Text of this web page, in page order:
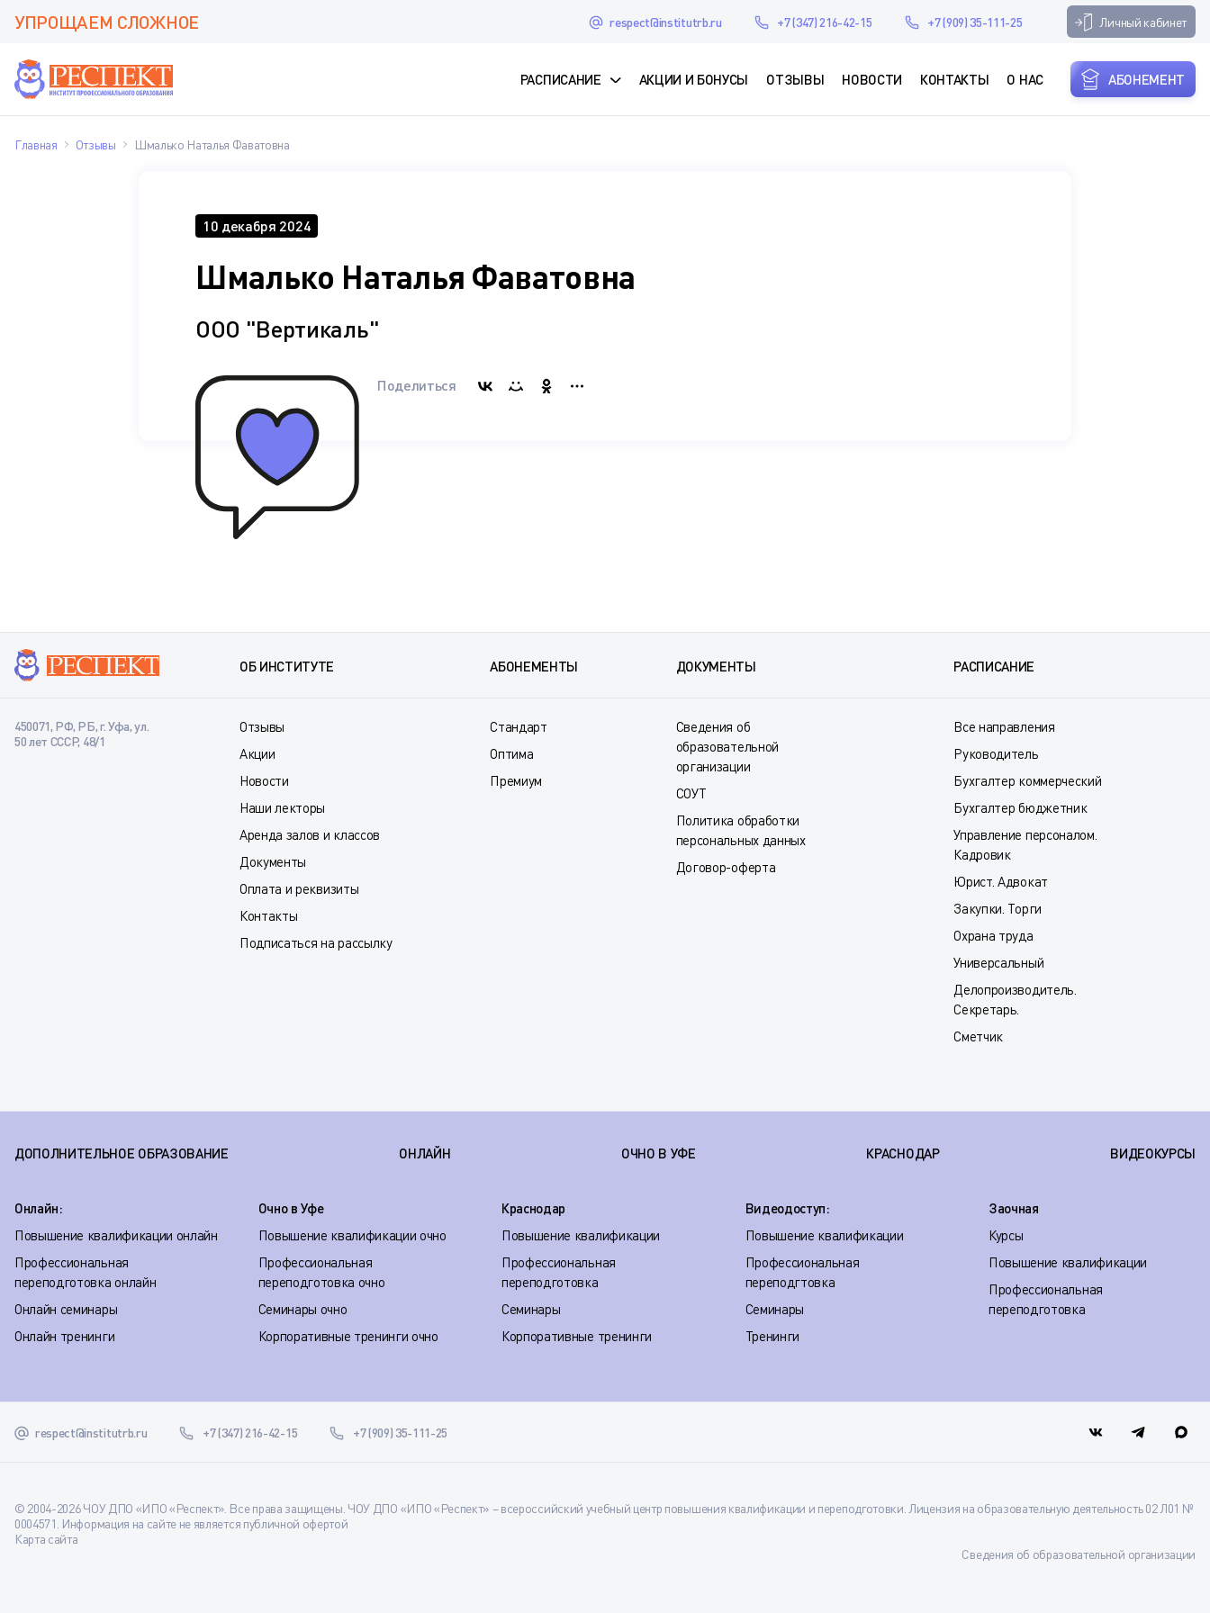
УПРОЩАЕМ СЛОЖНОЕ respect@institutrb.ru +7 (347) 216-42-15 +7 (909) 35-111-25 Личный кабинет
РАСПИСАНИЕ АКЦИИ И БОНУСЫ ОТЗЫВЫ НОВОСТИ КОНТАКТЫ О НАС АБОНЕМЕНТ
Главная Отзывы Шмалько Наталья Фаватовна
10 декабря 2024
Шмалько Наталья Фаватовна
ООО "Вертикаль"
Поделиться
ОБ ИНСТИТУТЕ
Отзывы
Акции
Новости
Наши лекторы
Аренда залов и классов
Документы
Оплата и реквизиты
Контакты
Подписаться на рассылку
АБОНЕМЕНТЫ
Стандарт
Оптима
Премиум
ДОКУМЕНТЫ
Сведения об
образовательной
организации
СОУТ
Политика обработки
персональных данных
Договор-оферта
РАСПИСАНИЕ
Все направления
Руководитель
Бухгалтер коммерческий
Бухгалтер бюджетник
Управление персоналом.
Кадровик
Юрист. Адвокат
Закупки. Торги
Охрана труда
Универсальный
Делопроизводитель.
Секретарь.
Сметчик
450071, РФ, РБ, г. Уфа, ул.
50 лет СССР, 48/1
ДОПОЛНИТЕЛЬНОЕ ОБРАЗОВАНИЕ ОНЛАЙН ОЧНО В УФЕ КРАСНОДАР ВИДЕОКУРСЫ
Онлайн:
Повышение квалификации онлайн
Профессиональная
переподготовка онлайн
Онлайн семинары
Онлайн тренинги
Очно в Уфе
Повышение квалификации очно
Профессиональная
переподготовка очно
Семинары очно
Корпоративные тренинги очно
Краснодар
Повышение квалификации
Профессиональная
переподготовка
Семинары
Корпоративные тренинги
Видеодоступ:
Повышение квалификации
Профессиональная
переподгтовка
Семинары
Тренинги
Заочная
Курсы
Повышение квалификации
Профессиональная
переподготовка
respect@institutrb.ru +7 (347) 216-42-15 +7 (909) 35-111-25
© 2004-2026 ЧОУ ДПО «ИПО «Респект». Все права защищены. ЧОУ ДПО «ИПО «Респект» – всероссийский учебный центр повышения квалификации и переподготовки. Лицензия на образовательную деятельность 02 Л01 №
0004571. Информация на сайте не является публичной офертой
Карта сайта
Сведения об образовательной организации